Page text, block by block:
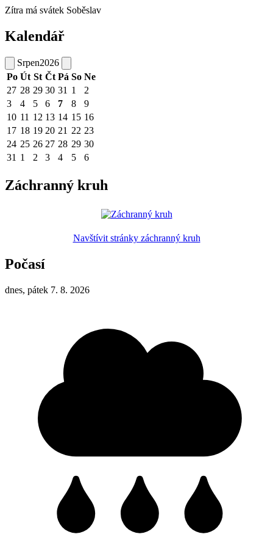
Zítra má svátek Soběslav
Kalendář
Srpen2026
Po Út St Čt Pá So Ne
27 28 29 30 31 1
2
3
4 5 6 7 8
9
10 11 12 13 14 15 16
17 18 19 20 21 22 23
24 25 26 27 28 29 30
31 1 2 3 4 5 6
Záchranný kruh
Navštívit stránky záchranný kruh
Počasí
dnes, pátek 7. 8. 2026